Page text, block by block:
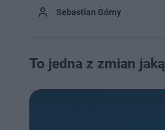
Sebastian Górny
To jedna z zmian